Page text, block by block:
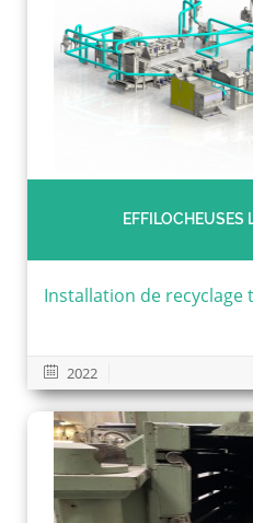
EFFILOCHEUSES
Installation de recyclage
2022